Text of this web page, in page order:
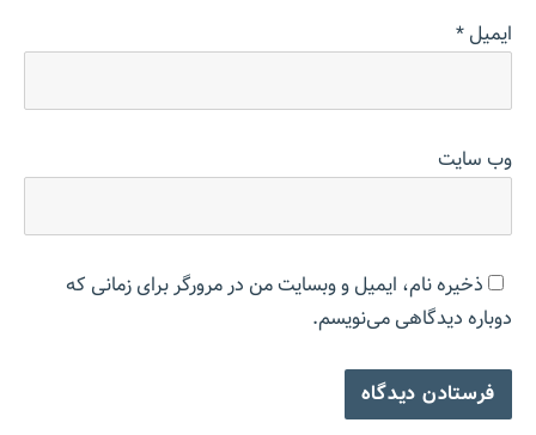
ایمیل*
وب‌ سایت
ذخیره نام، ایمیل و وبسایت من در مرورگر برای زمانی که
دوباره دیدگاهی می‌نویسم.